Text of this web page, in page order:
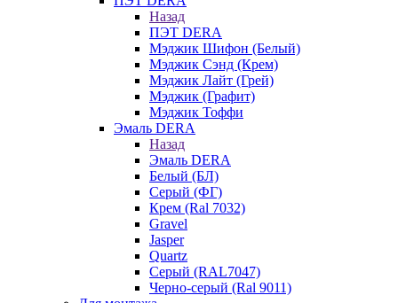
Назад
ПЭТ DERA
Мэджик Шифон (Белый)
Мэджик Сэнд (Крем)
Мэджик Лайт (Грей)
Мэджик (Графит)
Мэджик Тоффи
Эмаль DERA
Назад
Эмаль DERA
Белый (БЛ)
Серый (ФГ)
Крем (Ral 7032)
Gravel
Jasper
Quartz
Серый (RAL7047)
Черно-серый (Ral 9011)